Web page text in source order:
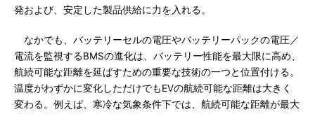
発および、安定した製品供給に力を入れる。
なかでも、バッテリーセルの電圧やバッテリーパックの電圧／
電流を監視するBMSの進化は、バッテリー性能を最大限に高め、
航続可能な距離を延ばすための重要な技術の一つと位置付ける。
温度がわずかに変化しただけでもEVの航続可能な距離は大きく
変わる。例えば、寒冷な気象条件下では、航続可能な距離が最大